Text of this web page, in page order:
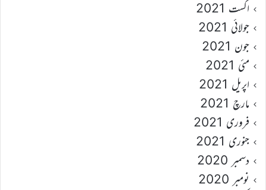
اگست 2021
جولائی 2021
جون 2021
مئی 2021
اپریل 2021
مارچ 2021
فروری 2021
جنوری 2021
دسمبر 2020
نومبر 2020